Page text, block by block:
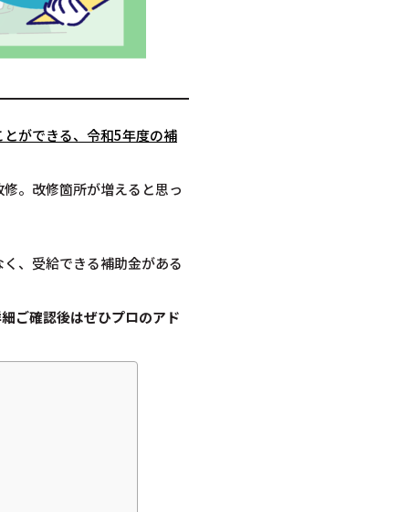
ができる、令和5年度の補
。改修箇所が増えると思っ
、受給できる補助金がある
ご確認後はぜひプロのアド